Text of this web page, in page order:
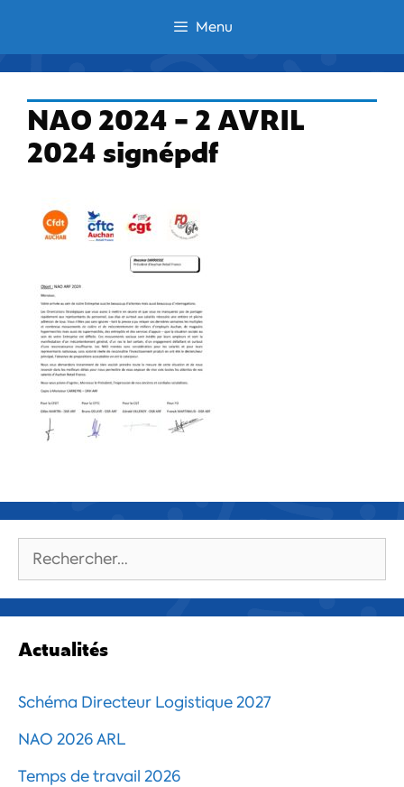
contenu
Menu
NAO 2024 – 2 AVRIL
2024 signépdf
Rechercher :
Actualités
Schéma Directeur Logistique 2027
NAO 2026 ARL
Temps de travail 2026